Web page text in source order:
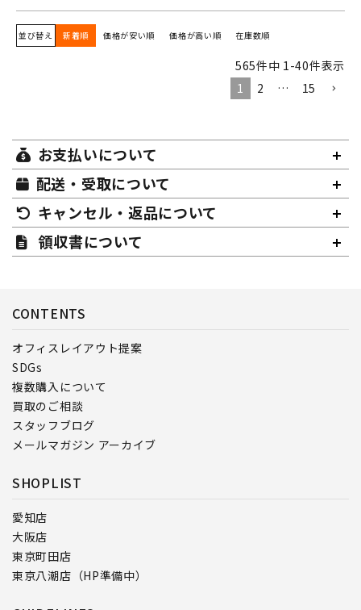
並び替え 新着順 価格が安い順 価格が高い順 在庫数順
565件中 1 -40件表示
1
2 … 15
お支払いについて
配送・受取について
キャンセル・返品について
領収書について
CONTENTS
オフィスレイアウト提案
SDGs
複数購入について
買取のご相談
スタッフブログ
メールマガジン アーカイブ
SHOPLIST
愛知店
大阪店
東京町田店
東京八潮店（HP準備中）